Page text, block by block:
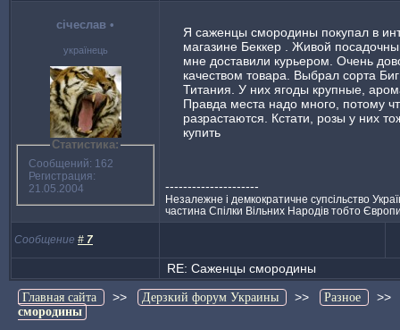
сiчeслав •
українець
Статистика:
Сообщений: 162
Регистрация:
21.05.2004
Я саженцы смородины покупал в
магазине Беккер . Живой
мне доставили курьером. Очень
качеством товара. Выбрал сорта
Титания. У них ягоды крупные,
Правда места надо много, потому
разрастаются. Кстати, розы у них
купить
---------------------
Нeзалeжнe i дeмкократичнe супсiльство
частина Спiлки Вiльних Народiв тобто
Сообщение # 7
RE: Саженцы смородины
Главная сайта >> Дерзкий форум Украины >> Разное
смородины